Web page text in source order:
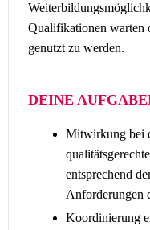
Qualifikationen warten
genutzt zu werden.
DEINE
Mitwirkung bei
entsprechend
Anforderungen
Koordinierung